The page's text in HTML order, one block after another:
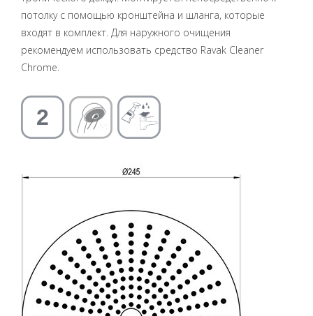
потолку с помощью кронштейна и шланга, которые
входят в комплект. Для наружного очищения
рекомендуем использовать средство Ravak Cleaner
Chrome.